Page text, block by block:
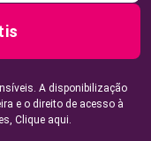
A disponibilização
e o direito de acesso à
Clique aqui.